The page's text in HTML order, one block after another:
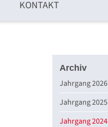
KONTAKT
Archiv
Jahrgang 2026
Jahrgang 2025
Jahrgang 2024